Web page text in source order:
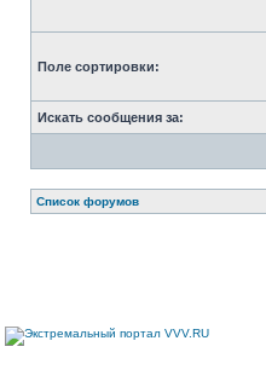
Поле сортировки:
Искать сообщения за:
Список форумов